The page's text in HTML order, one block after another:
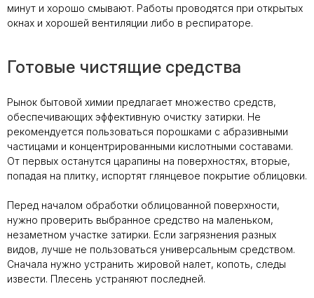
минут и хорошо смывают. Работы проводятся при открытых
окнах и хорошей вентиляции либо в респираторе.
Готовые чистящие средства
Рынок бытовой химии предлагает множество средств,
обеспечивающих эффективную очистку затирки. Не
рекомендуется пользоваться порошками с абразивными
частицами и концентрированными кислотными составами.
От первых останутся царапины на поверхностях, вторые,
попадая на плитку, испортят глянцевое покрытие облицовки.
Перед началом обработки облицованной поверхности,
нужно проверить выбранное средство на маленьком,
незаметном участке затирки. Если загрязнения разных
видов, лучше не пользоваться универсальным средством.
Сначала нужно устранить жировой налет, копоть, следы
извести. Плесень устраняют последней.